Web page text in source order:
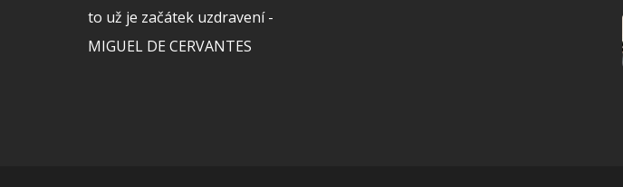
to už je začátek uzdravení -
MIGUEL DE CERVANTES